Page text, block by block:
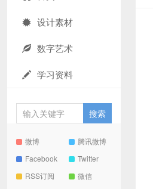
设计素材
数字艺术
学习资料
微博
腾讯微博
Facebook
Twitter
RSS订阅
微信